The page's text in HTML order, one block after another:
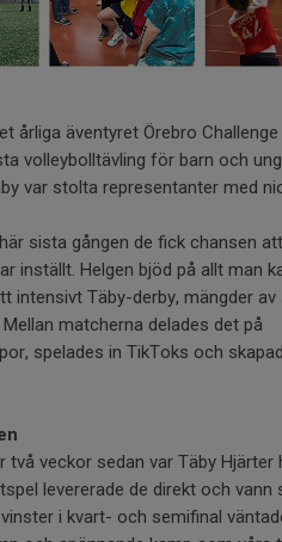
årliga äventyret Örebro
volleybolltävling för barn och
var stolta representanter med
sista gången de fick chansen
inställt. Helgen bjöd på allt man
intensivt Täby-derby, mängder av
matcherna delades det på
spelades in TikToks och
veckor sedan var Täby Hjärter
levererade de direkt och vann
i kvart- och semifinal